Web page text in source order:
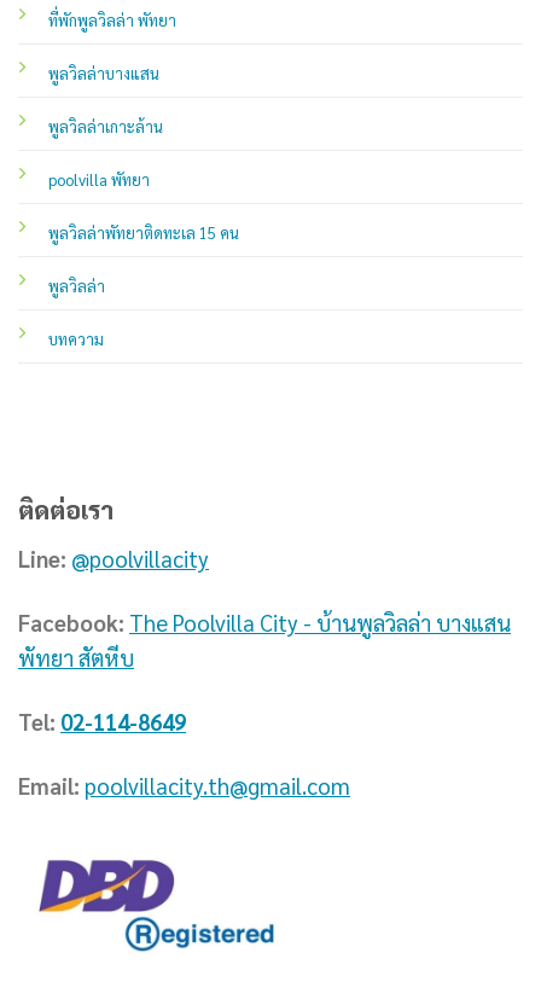
ที่พักพูลวิลล่า พัทยา
พูลวิลล่าบางแสน
พูลวิลล่าเกาะล้าน
poolvilla พัทยา
พูลวิลล่าพัทยาติดทะเล 15 คน
พูลวิลล่า
บทความ
ติดต่อเรา
Line: @poolvillacity
Facebook: The Poolvilla City - บ้านพูลวิลล่า บางแสน
พัทยา สัตหีบ
Tel: 02-114-8649
Email: poolvillacity.th@gmail.com